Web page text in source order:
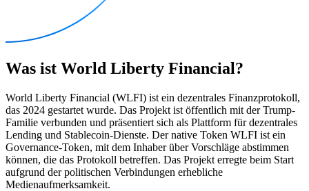
Was ist World Liberty Financial?
World Liberty Financial (WLFI) ist ein dezentrales Finanzprotokoll,
das 2024 gestartet wurde. Das Projekt ist öffentlich mit der Trump-
Familie verbunden und präsentiert sich als Plattform für dezentrales
Lending und Stablecoin-Dienste. Der native Token WLFI ist ein
Governance-Token, mit dem Inhaber über Vorschläge abstimmen
können, die das Protokoll betreffen. Das Projekt erregte beim Start
aufgrund der politischen Verbindungen erhebliche
Medienaufmerksamkeit.